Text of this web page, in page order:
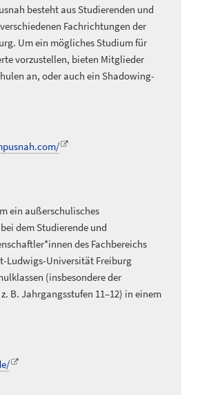
besteht aus Studierenden und
Fachrichtungen der
Um ein mögliches Studium für
vorzustellen, bieten Mitglieder
an, oder auch ein Shadowing-
ein außerschulisches
dem Studierende und
des Fachbereichs
Ludwigs-Universität Freiburg
(insbesondere der
B. Jahrgangsstufen 11–12) in einem